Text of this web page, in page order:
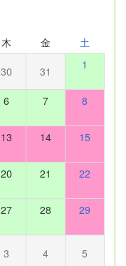
木 金 土
30 31 1
6 7 8
13 14 15
20 21 22
27 28 29
3 4 5